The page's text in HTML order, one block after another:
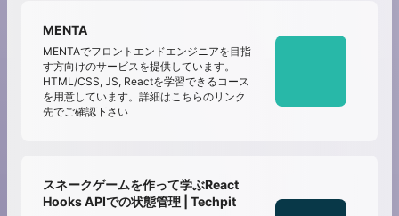
MENTA
MENTAでフロントエンドエンジニアを目指
す方向けのサービスを提供しています。
HTML/CSS, JS, Reactを学習できるコース
を用意しています。詳細はこちらのリンク
先でご確認下さい
スネークゲームを作って学ぶReact
Hooks APIでの状態管理 | Techpit